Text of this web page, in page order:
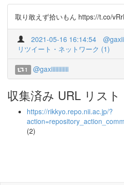
取り敢えず拾いもん https://t.co/
2021-05-16 16:14:54
リツイート・ネットワーク (1)
1 @gaxiiiiiiiiiiii
収集済み URL リスト
https://rikkyo.repo.nii.ac.jp/?
(2)